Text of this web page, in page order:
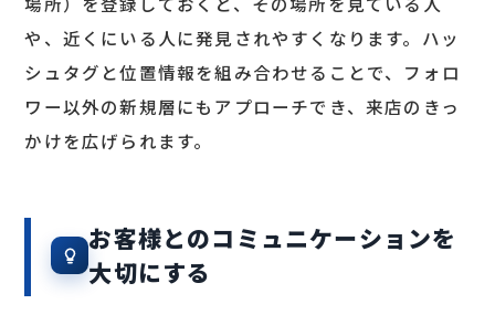
や、近くにいる人に発見されやすくなります。ハッ
シュタグと位置情報を組み合わせることで、フォロ
ワー以外の新規層にもアプローチでき、来店のきっ
かけを広げられます。
お客様とのコミュニケーションを
大切にする